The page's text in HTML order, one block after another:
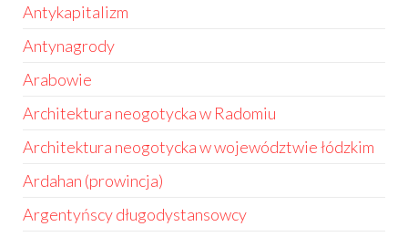
Antykapitalizm
Antynagrody
Arabowie
Architektura neogotycka w Radomiu
Architektura neogotycka w województwie łódzkim
Ardahan (prowincja)
Argentyńscy długodystansowcy